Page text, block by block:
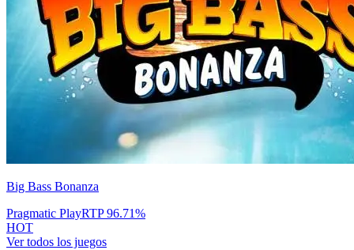
Big Bass Bonanza
Pragmatic PlayRTP96.71%
HOT
Ver todos los juegos